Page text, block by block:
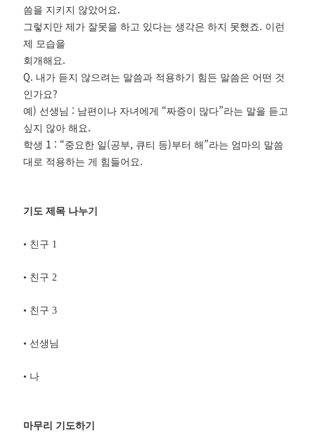
씀을 지키지 않았어요 .
그렇지만 제가 잘못을 하고 있다는 생각은 하지 못했죠. 이런
제 모습을
회개해요 .
Q. 내가 듣지 않으려는 말씀과 적용하기 힘든 말씀은 어떤 것
인가요?
예) 선생님 : 남편이나 자녀에게 “짜증이 많다”라는 말을 듣고
싶지 않아 해요 .
학생 1 : “중요한 일 (공부, 큐티 등)부터 해 ”라는 엄마의 말씀
대로 적용하는 게 힘들어요 .
기도 제목 나누기
• 친구 1
• 친구 2
• 친구3
• 선생님
• 나
마무리 기도하기